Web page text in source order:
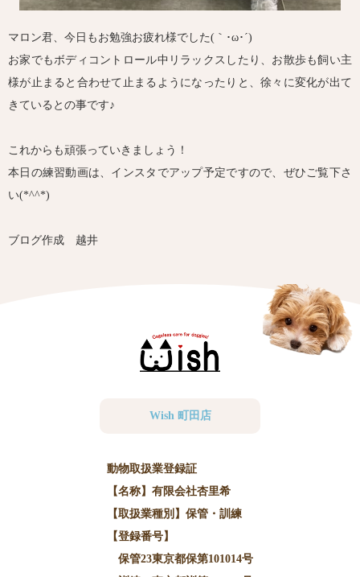
マロン君、今日もお勉強お疲れ様でした(｀･ω･´)ゞ
お家でもボディコントロール中リラックスしたり、お散歩も飼い主
様が止まると合わせて止まるようになったりと、徐々に変化が出て
きているとの事です♪
これからも頑張っていきましょう！
本日の練習動画は、インスタでアップ予定ですので、ぜひご覧下さ
い(*^^*)
ブログ作成 越井
Wish 町田店
動物取扱業登録証
【名称】有限会社杏里希
【取扱業種別】保管・訓練
【登録番号】
保管23東京都保第101014号